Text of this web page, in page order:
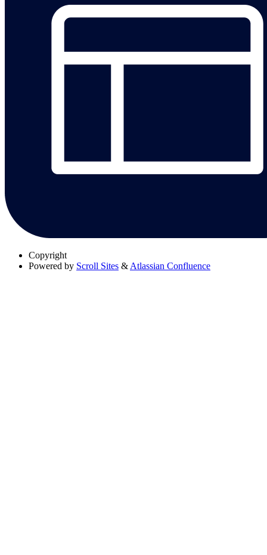
Copyright
Powered by Scroll Sites & Atlassian Confluence